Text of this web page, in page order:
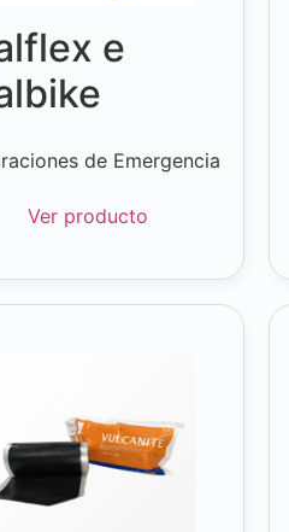
e
de Emergencia
Ver producto